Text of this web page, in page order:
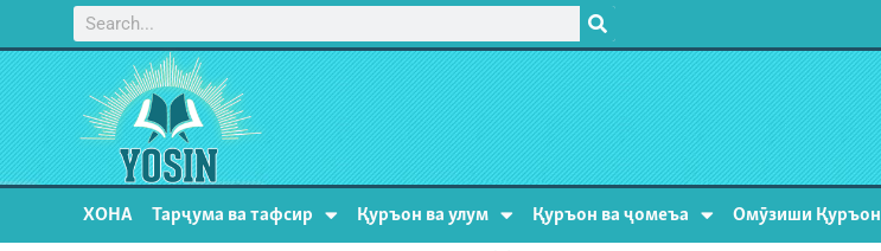
ХОНА Тарҷума ва тафсир Қуръон ва улум Қуръон ва ҷомеъа Омӯзиши Қуръон